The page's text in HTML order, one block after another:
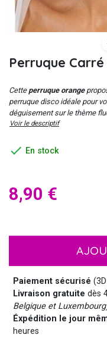
Perruque
Cetteperruque orange
perruque disco idéale pour
déguisement sur le thème
Voir le descriptif
 En stock
8,90 €
Paiement sécurisé
Livraison gratuite dès
Belgique et
Éxpédition le jour
heures